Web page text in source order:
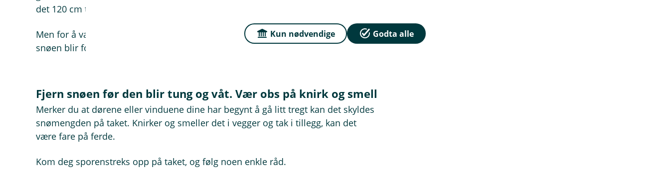
det 120 cm tørr, gammel snø eller 90 cm våt snø.
Men for å være på den sikre siden, bør du måke i god tid før grensen er nådd og
snøen blir for tung. Da blir jobben enklere også.
Fjern snøen før den blir tung og våt. Vær obs på knirk og smell
Merker du at dørene eller vinduene dine har begynt å gå litt tregt kan det skyldes
snømengden på taket. Knirker og smeller det i vegger og tak i tillegg, kan det
være fare på ferde.
Kom deg sporenstreks opp på taket, og følg noen enkle råd.
Kun nødvendige Godta alle